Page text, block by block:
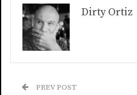
Dirty Ortiz
PREV POST